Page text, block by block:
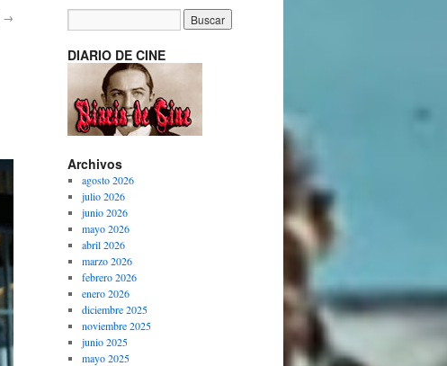
→
DIARIO DE CINE
Archivos
agosto 2026
julio 2026
junio 2026
mayo 2026
abril 2026
marzo 2026
febrero 2026
enero 2026
diciembre 2025
noviembre 2025
junio 2025
mayo 2025